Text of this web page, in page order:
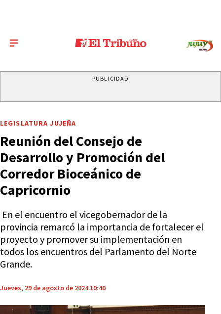
PUBLICIDAD
LEGISLATURA JUJEÑA
Reunión del Consejo de
Desarrollo y Promoción del
Corredor Bioceánico de
Capricornio
En el encuentro el vicegobernador de la
provincia remarcó la importancia de fortalecer el
proyecto y promover su implementación en
todos los encuentros del Parlamento del Norte
Grande.
Jueves, 29 de agosto de 2024 19:40